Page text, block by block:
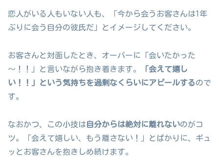
恋人がいる人もいない人も、「今から会うお客さんは1年
ぶりに会う自分の彼氏だ」とイメージしてください。
お客さんと対面したとき、オーバーに「会いたかった
～！！」と言いながら抱き着きます。
「会えて嬉し
い！！」という気持ちを過剰なくらいにアピールするので
す。
なおかつ、この小技は自分からは絶対に離れないのがコ
ツ。「会えて嬉しい、もう離さない！」とばかりに、ギュ
ッとお客さんを抱きしめ続けます。